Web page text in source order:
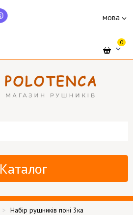
мова
0
Каталог
Набір рушників поні 3ка